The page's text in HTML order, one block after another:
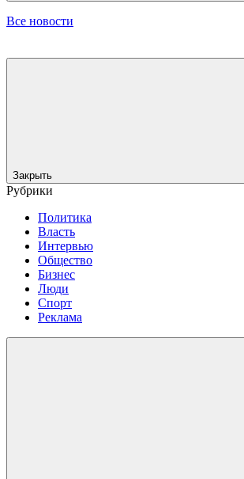
Все новости
Закрыть
Рубрики
Политика
Власть
Интервью
Общество
Бизнес
Люди
Спорт
Реклама